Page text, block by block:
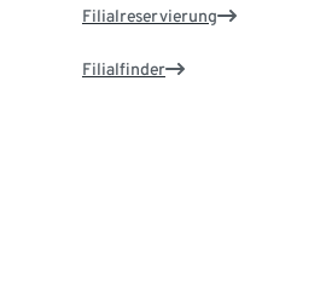
Filialreservierung
Filialfinder